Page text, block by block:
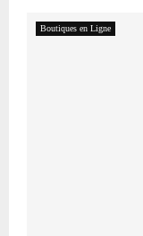
Boutiques en Ligne